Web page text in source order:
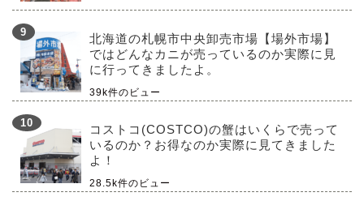
北海道の札幌市中央卸売市場【場外市場】
ではどんなカニが売っているのか実際に見
に行ってきましたよ。
39k件のビュー
コストコ(COSTCO)の蟹はいくらで売って
いるのか？お得なのか実際に見てきました
よ！
28.5k件のビュー